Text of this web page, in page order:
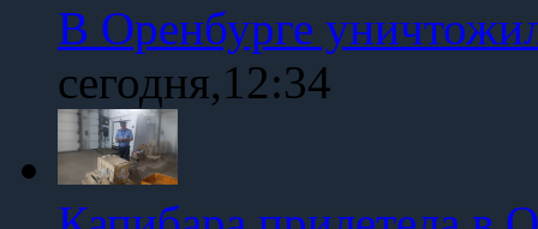
В Оренбурге
сегодня,12:34